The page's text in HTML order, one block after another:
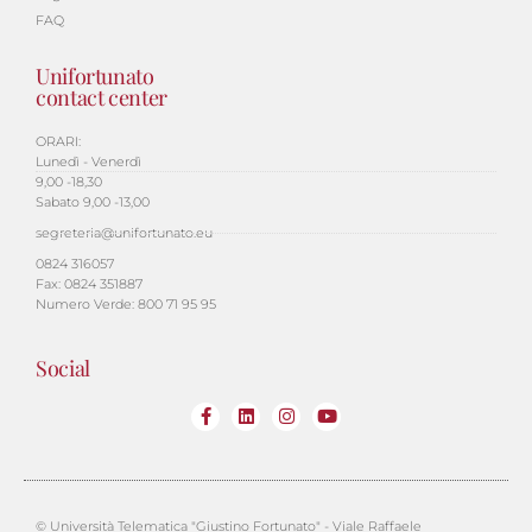
FAQ
Unifortunato
contact center
ORARI:
Lunedì - Venerdì
9,00 -18,30
Sabato 9,00 -13,00
segreteria@unifortunato.eu
0824 316057
Fax: 0824 351887
Numero Verde: 800 71 95 95
Social
© Università Telematica "Giustino Fortunato" - Viale Raffaele